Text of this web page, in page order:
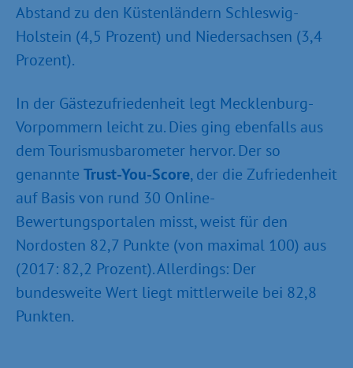
Abstand zu den Küstenländern Schleswig-
Holstein (4,5 Prozent) und Niedersachsen (3,4
Prozent).
In der Gästezufriedenheit legt Mecklenburg-
Vorpommern leicht zu. Dies ging ebenfalls aus
dem Tourismusbarometer hervor. Der so
genannte Trust-You-Score, der die Zufriedenheit
auf Basis von rund 30 Online-
Bewertungsportalen misst, weist für den
Nordosten 82,7 Punkte (von maximal 100) aus
(2017: 82,2 Prozent). Allerdings: Der
bundesweite Wert liegt mittlerweile bei 82,8
Punkten.